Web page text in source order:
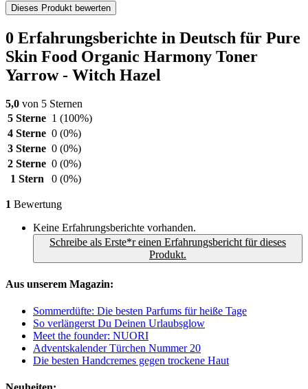
Dieses Produkt bewerten
0 Erfahrungsberichte in Deutsch für Pure
Skin Food Organic Harmony Toner
Yarrow - Witch Hazel
5,0 von 5 Sternen
5 Sterne 1 (100%)
4 Sterne 0 (0%)
3 Sterne 0 (0%)
2 Sterne 0 (0%)
1 Stern
0 (0%)
1 Bewertung
Keine Erfahrungsberichte vorhanden.
Schreibe als Erste*r einen Erfahrungsbericht für dieses
Produkt.
Aus unserem Magazin:
Sommerdüfte: Die besten Parfums für heiße Tage
So verlängerst Du Deinen Urlaubsglow
Meet the founder: NUORI
Adventskalender Türchen Nummer 20
Die besten Handcremes gegen trockene Haut